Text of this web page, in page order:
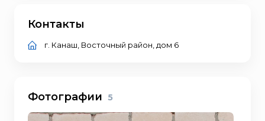
Контакты
г. Канаш, Восточный район, дом 6
Фотографии 5